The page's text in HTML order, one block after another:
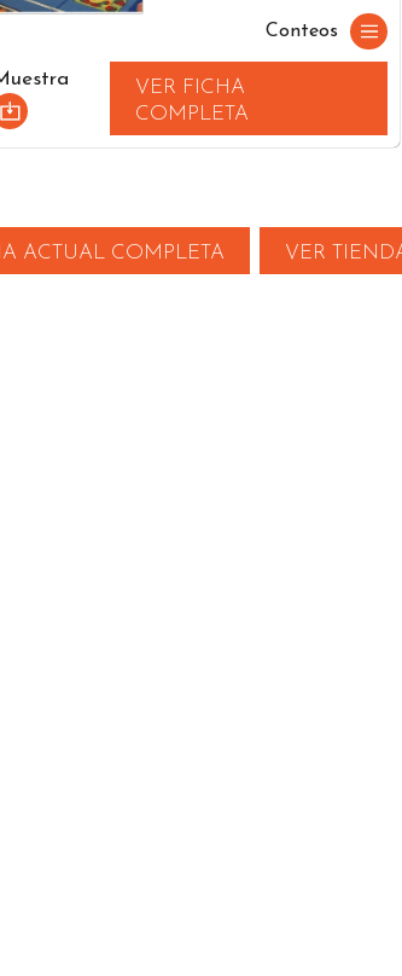
Conteos
VER FICHA
COMPLETA
ACTUAL COMPLETA VER